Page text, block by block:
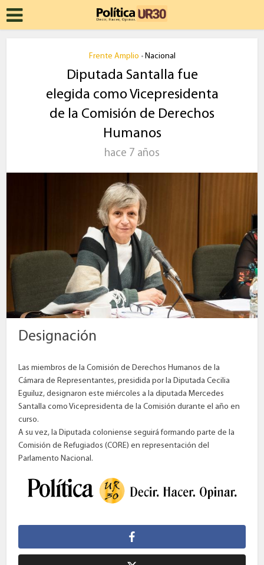
Frente Amplio • Nacional
Diputada Santalla fue
elegida como Vicepresidenta
de la Comisión de Derechos
Humanos
hace 7 años
Designación
Las miembros de la Comisión de Derechos Humanos de la
Cámara de Representantes, presidida por la Diputada Cecilia
Eguiluz, designaron este miércoles a la diputada Mercedes
Santalla como Vicepresidenta de la Comisión durante el año en
curso.
A su vez, la Diputada coloniense seguirá formando parte de la
Comisión de Refugiados (CORE) en representación del
Parlamento Nacional.